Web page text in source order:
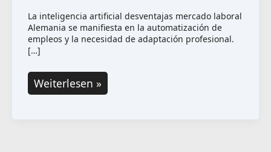
La inteligencia artificial desventajas mercado laboral
Alemania se manifiesta en la automatización de
empleos y la necesidad de adaptación profesional.
[…]
Inteligencia
artificial
Weiterlesen »